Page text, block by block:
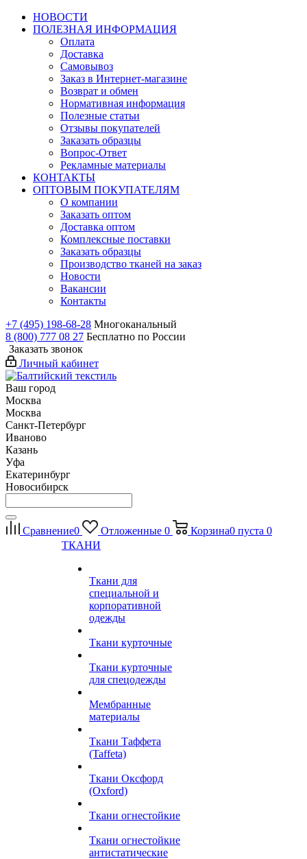
НОВОСТИ
ПОЛЕЗНАЯ ИНФОРМАЦИЯ
Оплата
Доставка
Самовывоз
Заказ в Интернет-магазине
Возврат и обмен
Нормативная информация
Полезные статьи
Отзывы покупателей
Заказать образцы
Вопрос-Ответ
Рекламные материалы
КОНТАКТЫ
ОПТОВЫМ ПОКУПАТЕЛЯМ
О компании
Заказать оптом
Доставка оптом
Комплексные поставки
Заказать образцы
Производство тканей на заказ
Новости
Вакансии
Контакты
+7 (495) 198-68-28 Многоканальный
8 (800) 777 08 27 Бесплатно по России
Заказать звонок
Личный кабинет
Ваш город
Москва
Москва
Санкт-Петербург
Иваново
Казань
Уфа
Екатеринбург
Новосибирск
Сравнение0 Отложенные 0 Корзина0 пуста 0
ТКАНИ
Ткани для
специальной и
корпоративной
одежды
Ткани курточные
Ткани курточные
для спецодежды
Мембранные
материалы
Ткани Таффета
(Taffeta)
Ткани Оксфорд
(Oxford)
Ткани огнестойкие
Ткани огнестойкие
антистатические